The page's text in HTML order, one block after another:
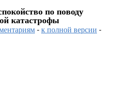
по поводу
катастрофы
-к полной версии -